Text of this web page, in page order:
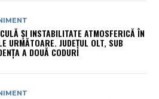
ȘI INSTABILITATE ATMOSFERICĂ ÎN
URMĂTOARE. JUDEȚUL OLT, SUB
A DOUĂ CODURI